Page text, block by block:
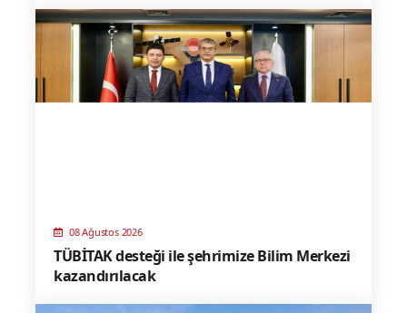
08 Ağustos 2026
TÜBİTAK desteği ile şehrimize Bilim Merkezi
kazandırılacak